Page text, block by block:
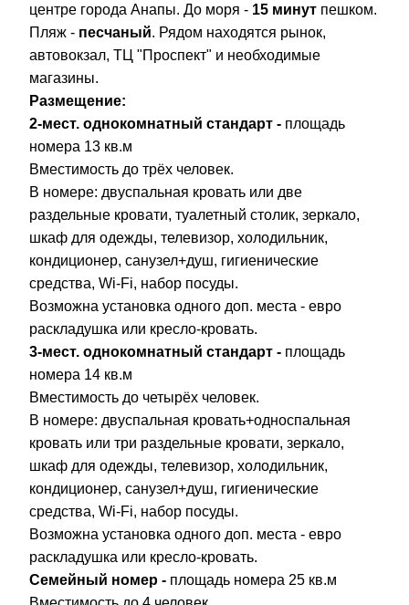
центре города Анапы. До моря - 15 минут пешком.
Пляж - песчаный. Рядом находятся рынок,
автовокзал, ТЦ "Проспект" и необходимые
магазины.
Размещение:
2-мест. однокомнатный стандарт - площадь
номера 13 кв.м
Вместимость до трёх человек.
В номере: двуспальная кровать или две
раздельные кровати, туалетный столик, зеркало,
шкаф для одежды, телевизор, холодильник,
кондиционер, санузел+душ, гигиенические
средства, Wi-Fi, набор посуды.
Возможна установка одного доп. места - евро
раскладушка или кресло-кровать.
3-мест. однокомнатный стандарт - площадь
номера 14 кв.м
Вместимость до четырёх человек.
В номере: двуспальная кровать+односпальная
кровать или три раздельные кровати, зеркало,
шкаф для одежды, телевизор, холодильник,
кондиционер, санузел+душ, гигиенические
средства, Wi-Fi, набор посуды.
Возможна установка одного доп. места - евро
раскладушка или кресло-кровать.
Семейный номер - площадь номера 25 кв.м